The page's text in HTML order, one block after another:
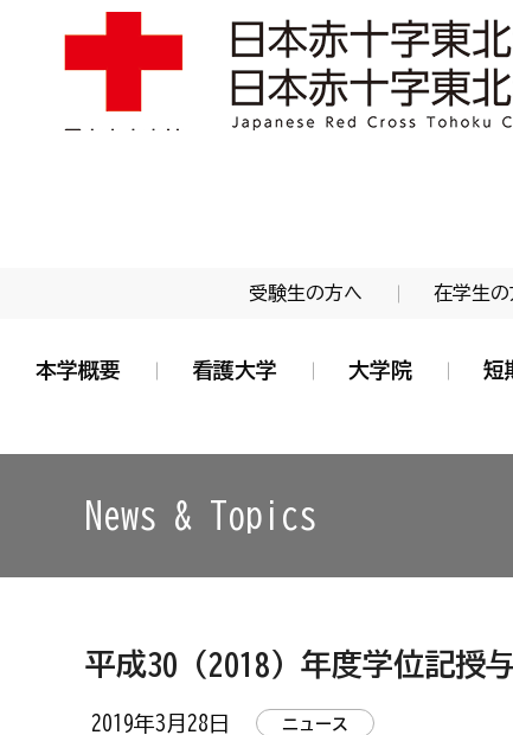
学校法人 日本赤十字学園 日本赤十字東北看護大
受験生の方へ 在学生の
本学概要 看護大学 大学院 短
News & Topics
平成30（2018）年度学位記授
2019年3月28日 ニュース